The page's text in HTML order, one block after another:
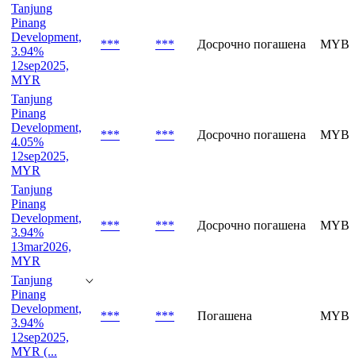
Tanjung
Pinang
Development,
3.94%
12sep2025,
MYR
*** *** Досрочно погашена
Tanjung
Pinang
Development,
4.05%
12sep2025,
MYR
*** *** Досрочно погашена
Tanjung
Pinang
Development,
3.94%
13mar2026,
MYR
*** *** Досрочно погашена
Tanjung
Pinang
Development,
3.94%
12sep2025,
MYR (...
*** *** Погашена